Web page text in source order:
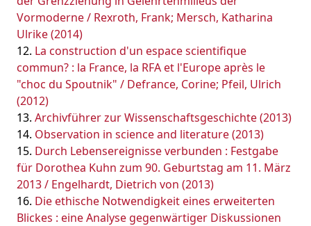
Vormoderne / Rexroth, Frank; Mersch, Katharina
Ulrike (2014)
La construction d'un espace scientifique
commun? : la France, la RFA et l'Europe après le
"choc du Spoutnik" / Defrance, Corine; Pfeil, Ulrich
(2012)
Archivführer zur Wissenschaftsgeschichte (2013)
Observation in science and literature (2013)
Durch Lebensereignisse verbunden : Festgabe
für Dorothea Kuhn zum 90. Geburtstag am 11. März
2013 / Engelhardt, Dietrich von (2013)
Die ethische Notwendigkeit eines erweiterten
Blickes : eine Analyse gegenwärtiger Diskussionen